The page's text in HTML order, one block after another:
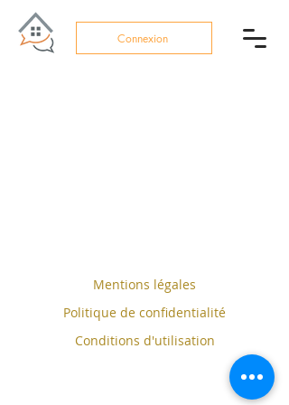
Connexion
Mentions légales
Politique de confidentialité
Conditions d'utilisation